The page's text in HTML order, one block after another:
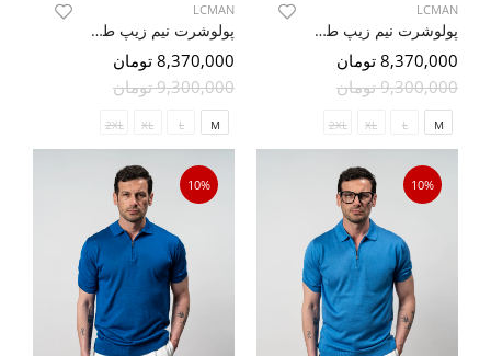
LCMAN
پولوشرت نیم زیپ طرح دار مشکی 58
8,370,000 تومان
9,300,000 تومان
M
L
XL
2XL
LCMAN
پولوشرت نیم زیپ طرح دار سبز روشن 62
8,370,000 تومان
9,300,000 تومان
M
L
XL
2XL
10%
10%